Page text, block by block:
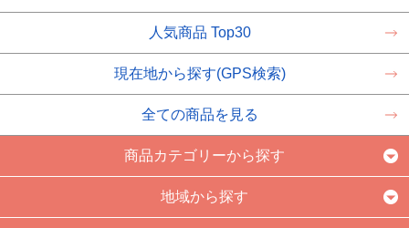
人気商品 Top30
現在地から探す(GPS検索)
全ての商品を見る
商品カテゴリーから探す
地域から探す